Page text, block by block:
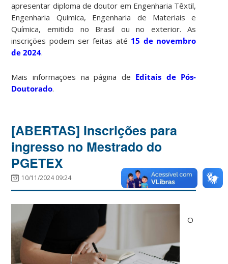
apresentar diploma de doutor em Engenharia Têxtil,
Engenharia Química, Engenharia de Materiais e
Química, emitido no Brasil ou no exterior. As
inscrições podem ser feitas até 15 de novembro
de 2024.
Mais informações na página de Editais de Pós-
Doutorado.
[ABERTAS] Inscrições para
ingresso no Mestrado do
PGETEX
10/11/2024 09:24
O